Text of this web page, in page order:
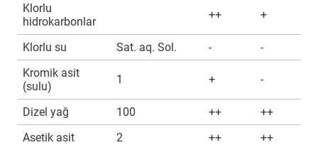
Klorlu
hidrokarbonlar
++ +
Klorlu su Sat. aq. Sol. -
-
Kromik asit
(sulu)
1 + -
Dizel yağ 100 ++
++
Asetik asit
2 ++
++